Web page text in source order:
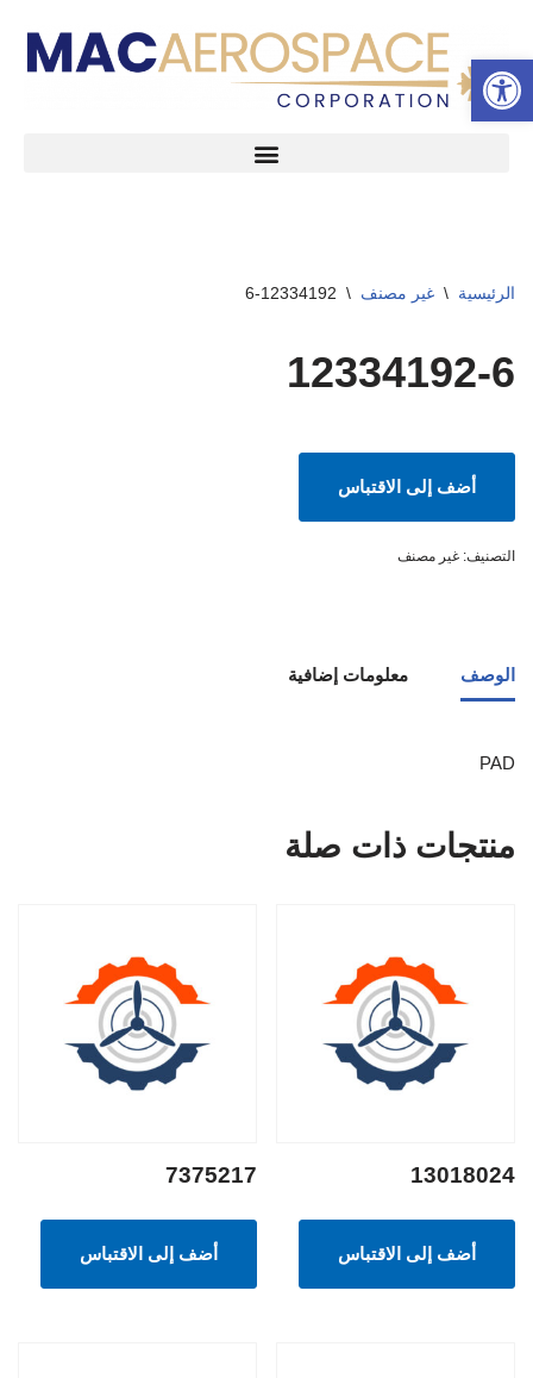
شريط الأدوات المفتوح
تخطى
إلى
المحتوى
الرئيسية \ غير مصنف \
12334192-6
12334192-6
أضف إلى الاقتباس
التصنيف: غير مصنف
الوصف معلومات إضافية
PAD
منتجات ذات صلة
13018024
أضف إلى الاقتباس
7375217
أضف إلى الاقتباس